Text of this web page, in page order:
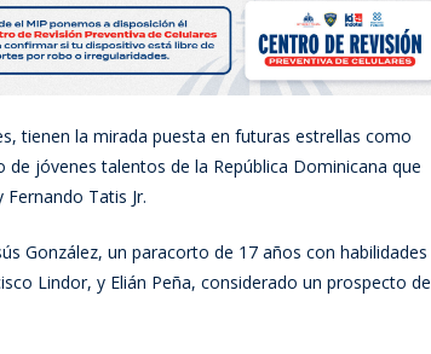
tienen la mirada puesta en futuras estrellas como
jóvenes talentos de la República Dominicana que
Tatis Jr.
González, un paracorto de 17 años con habilidades
Lindor, y Elián Peña, considerado un prospecto de